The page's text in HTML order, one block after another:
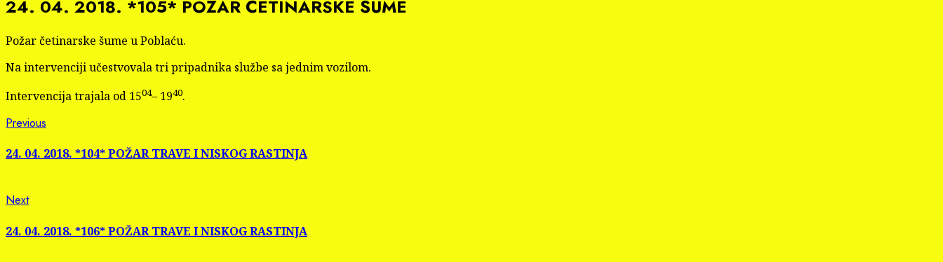
24. 04. 2018. *105* POŽAR ČETINARSKE ŠUME
Požar četinarske šume u Poblaću.
Na intervenciji učestvovala tri pripadnika službe sa jednim vozilom.
Intervencija trajala od 1504– 1940.
Continue
Reading
Previous
24. 04. 2018. *104* POŽAR TRAVE I NISKOG RASTINJA
NextNext
24. 04. 2018. *106* POŽAR TRAVE I NISKOG RASTINJA